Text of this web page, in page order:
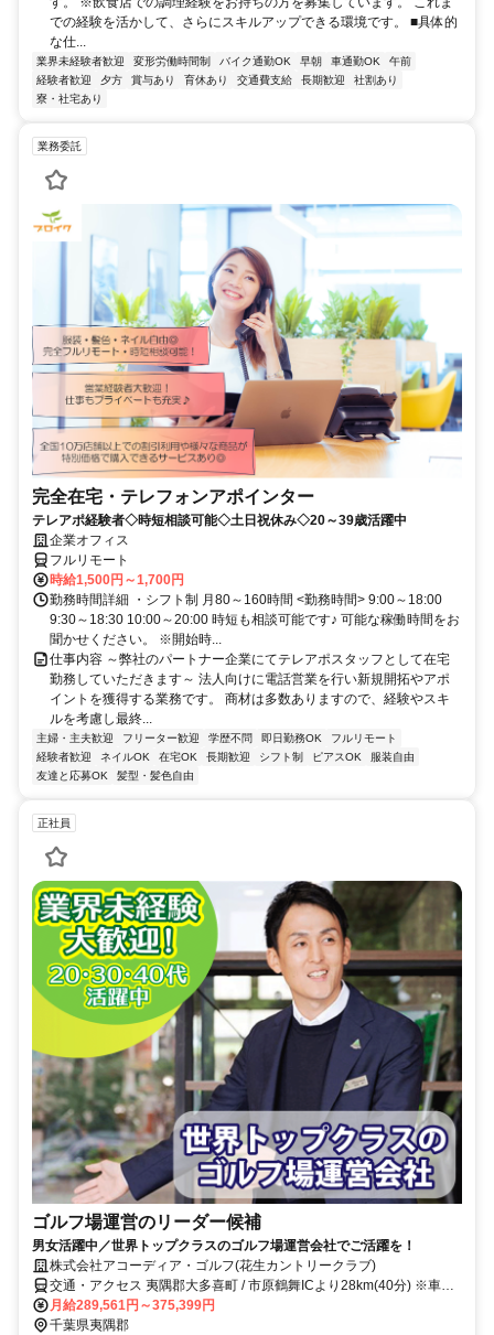
での経験を活かして、さらにスキルアップできる環境です。 ■具体的
な仕...
業界未経験者歓迎 変形労働時間制 バイク通勤OK 早朝 車通勤OK
午前
経験者歓迎
夕方 賞与あり 育休あり 交通費支給 長期歓迎
社割あり
寮・社宅あり
業務委託
完全在宅・テレフォンアポインター
テレアポ経験者◇時短相談可能◇土日祝休み◇20～39歳活躍中
企業オフィス
フルリモート
時給1,500円～1,700円
勤務時間詳細 ・シフト制 月80～160時間 <勤務時間> 9:00～18:00
9:30～18:30 10:00～20:00 時短も相談可能です♪ 可能な稼働時間をお
聞かせください。 ※開始時...
仕事内容 ～弊社のパートナー企業にてテレアポスタッフとして在宅
勤務していただきます～ 法人向けに電話営業を行い新規開拓やアポ
イントを獲得する業務です。 商材は多数ありますので、経験やスキ
ルを考慮し最終...
主婦・主夫歓迎 フリーター歓迎 学歴不問 即日勤務OK
フルリモート
経験者歓迎
ネイルOK 在宅OK 長期歓迎 シフト制 ピアスOK
服装自由
友達と応募OK
髪型・髪色自由
正社員
ゴルフ場運営のリーダー候補
男女活躍中／世界トップクラスのゴルフ場運営会社でご活躍を！
株式会社アコーディア・ゴルフ(花生カントリークラブ)
交通・アクセス 夷隅郡大多喜町 / 市原鶴舞ICより28km(40分) ※車・
バイク通勤OK
月給289,561円～375,399円
千葉県夷隅郡